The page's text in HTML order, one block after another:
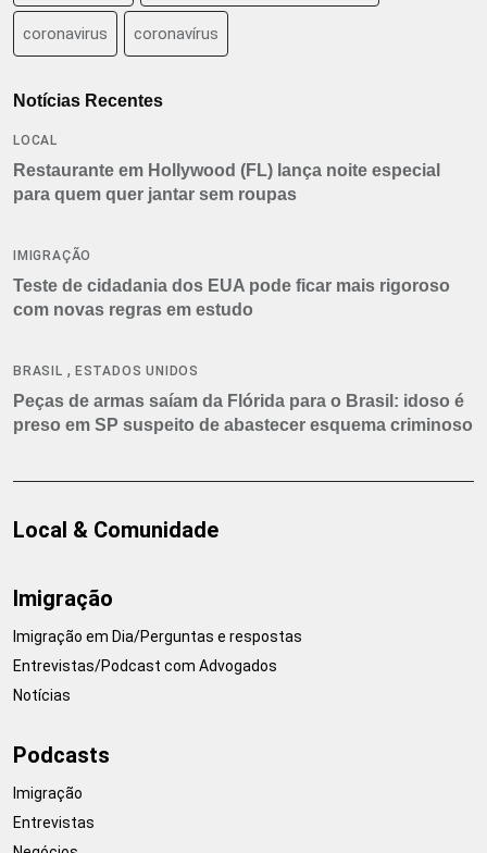
coronavirus coronavírus
Notícias Recentes
LOCAL
Restaurante em Hollywood (FL) lança noite especial
para quem quer jantar sem roupas
IMIGRAÇÃO
Teste de cidadania dos EUA pode ficar mais rigoroso
com novas regras em estudo
BRASIL , ESTADOS UNIDOS
Peças de armas saíam da Flórida para o Brasil: idoso é
preso em SP suspeito de abastecer esquema criminoso
Local & Comunidade
Imigração
Imigração em Dia/Perguntas e respostas
Entrevistas/Podcast com Advogados
Notícias
Podcasts
Imigração
Entrevistas